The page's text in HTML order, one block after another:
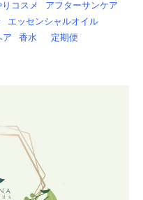
コスメ
アフターサンケア
エッセンシャルオイル
ア 香水 定期便